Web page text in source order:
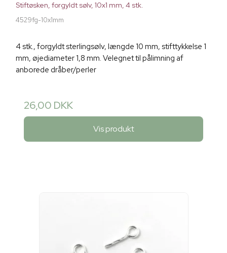
Stiftøsken, forgyldt sølv, 10x1 mm, 4 stk.
4529fg-10x1mm
4 stk., forgyldt sterlingsølv, længde 10 mm, stifttykkelse 1
mm, øjediameter 1,8 mm. Velegnet til pålimning af
anborede dråber/perler
26,00 DKK
Vis produkt